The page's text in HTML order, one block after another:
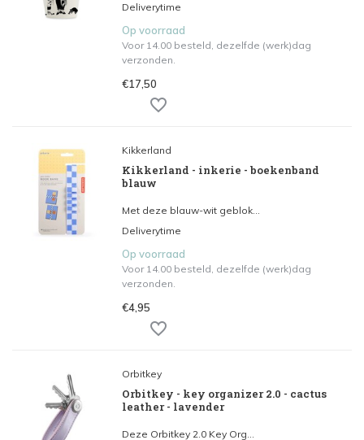
Deliverytime
Op voorraad
Voor 14.00 besteld, dezelfde (werk)dag
verzonden.
€17,50
Kikkerland
Kikkerland - inkerie - boekenband
blauw
Met deze blauw-wit geblok...
Deliverytime
Op voorraad
Voor 14.00 besteld, dezelfde (werk)dag
verzonden.
€4,95
Orbitkey
Orbitkey - key organizer 2.0 - cactus
leather - lavender
Deze Orbitkey 2.0 Key Org...